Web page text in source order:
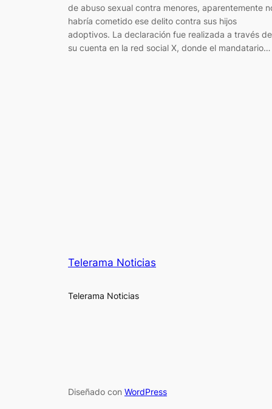
de abuso sexual contra menores, aparentemente
habría cometido ese delito contra sus hijos
adoptivos. La declaración fue realizada a través de
su cuenta en la red social X, donde el mandatario…
Telerama Noticias
Telerama Noticias
Diseñado con WordPress